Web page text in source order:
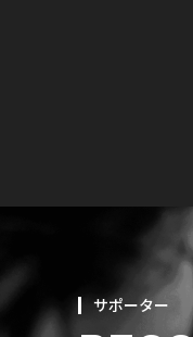
サポーター